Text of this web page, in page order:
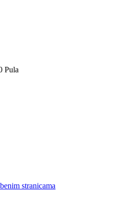
Pula
stranicama